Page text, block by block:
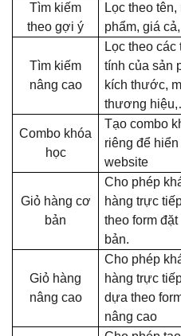
Tìm kiếm
theo gợi ý
Lọc theo tên,
phẩm, giá
Tìm kiếm
nâng cao
Lọc theo
tính của sản
kích thước,
thương
Combo khóa
học
Tạo combo
riêng để hiển
website
Giỏ hàng cơ
bản
Cho phép
hàng trực
theo form
bản.
Giỏ hàng
nâng cao
Cho phép
hàng trực
dựa theo
nâng cao